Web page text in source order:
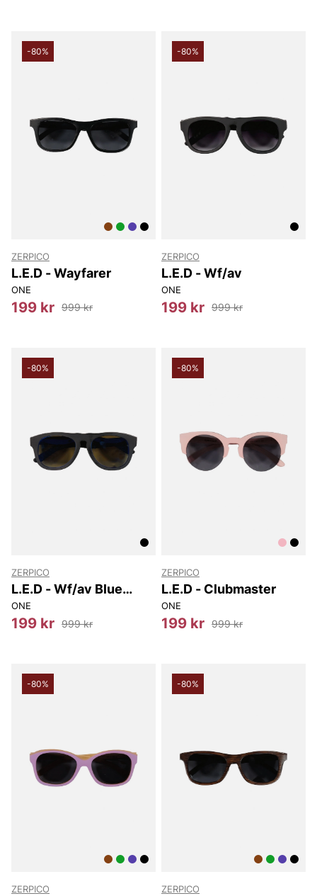
-80%
ZERPICO
L.E.D - Wayfarer
ONE
199 kr 999 kr
-80%
ZERPICO
L.E.D - Wf/av
ONE
199 kr 999 kr
-80%
ZERPICO
L.E.D - Wf/av Blue
Mirror
ONE
199 kr 999 kr
-80%
ZERPICO
L.E.D - Clubmaster
ONE
199 kr 999 kr
-80%
ZERPICO
-80%
ZERPICO